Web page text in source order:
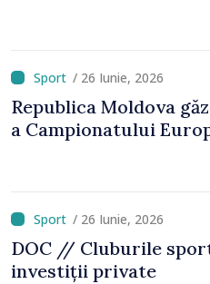
/ 26 Iunie, 2026
Republica Moldova
a Campionatului
/ 26 Iunie, 2026
DOC // Cluburile
investiții private